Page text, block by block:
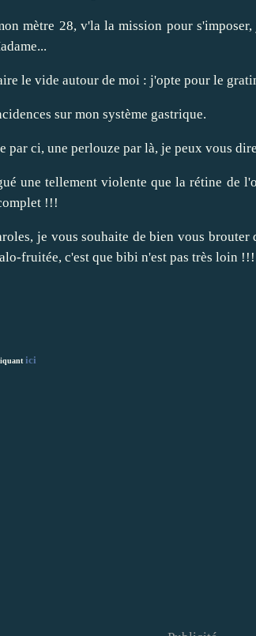
mètre 28, v'la la mission pour
le vide autour de moi : j'opte pour le
sur mon système gastrique.
par ci, une perlouze par là, je peux vous
une tellement violente que la rétine de
!!!
je vous souhaite de bien vous brouter
fruitée, c'est que bibi n'est pas très loin !!!
ici